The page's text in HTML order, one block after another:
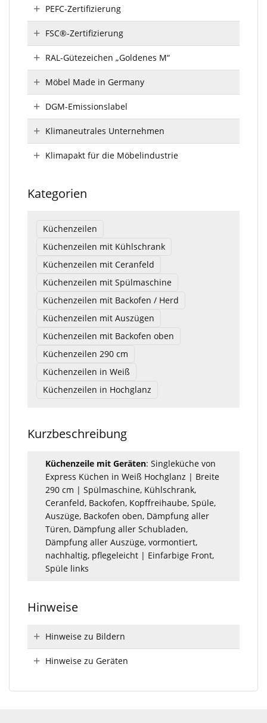
PEFC-Zertifizierung
FSC®-Zertifizierung
RAL-Gütezeichen „Goldenes M“
Möbel Made in Germany
DGM-Emissionslabel
Klimaneutrales Unternehmen
Klimapakt für die Möbelindustrie
Kategorien
Küchenzeilen
Küchenzeilen mit Kühlschrank
Küchenzeilen mit Ceranfeld
Küchenzeilen mit Spülmaschine
Küchenzeilen mit Backofen / Herd
Küchenzeilen mit Auszügen
Küchenzeilen mit Backofen oben
Küchenzeilen 290 cm
Küchenzeilen in Weiß
Küchenzeilen in Hochglanz
Kurzbeschreibung
Küchenzeile mit Geräten: Singleküche von
Express Küchen in Weiß Hochglanz | Breite
290 cm | Spülmaschine, Kühlschrank,
Ceranfeld, Backofen, Kopffreihaube, Spüle,
Auszüge, Backofen oben, Dämpfung aller
Türen, Dämpfung aller Schubladen,
Dämpfung aller Auszüge, vormontiert,
nachhaltig, pflegeleicht | Einfarbige Front,
Spüle links
Hinweise
Hinweise zu Bildern
Hinweise zu Geräten